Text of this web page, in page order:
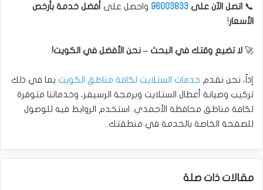
📞 اتصل الآن على 96003833 واحصل على أفضل خدمة بأرخص
الأسعار!
🚀 لا تضيع وقتك في البحث – نحن الأفضل في الكويت!
إذاً، نحن نقدم خدمات الستلايت لكافة مناطق الكويت بما في ذلك
تركيب وصيانة أعطال الستلايت وبرمجة الرسيفر، وخدماتنا متوفرة
لكافة مناطق محافظة الأحمدي. استخدم الروابط فيه للوصول
للصفحة الخاصة بالخدمة في منطقتك.
مقالات ذات صلة